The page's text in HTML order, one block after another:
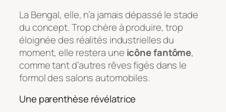
La Bengal, elle, n’a jamais dépassé le stade
du concept. Trop chère à produire, trop
éloignée des réalités industrielles du
moment, elle restera une icône fantôme,
comme tant d’autres rêves figés dans le
formol des salons automobiles.
Une parenthèse révélatrice